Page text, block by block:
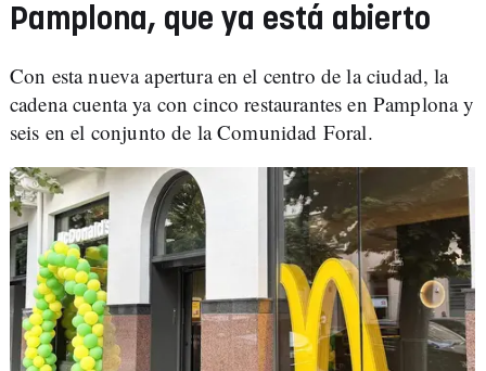
Pamplona, que ya está abierto
Con esta nueva apertura en el centro de la ciudad, la
cadena cuenta ya con cinco restaurantes en Pamplona y
seis en el conjunto de la Comunidad Foral.